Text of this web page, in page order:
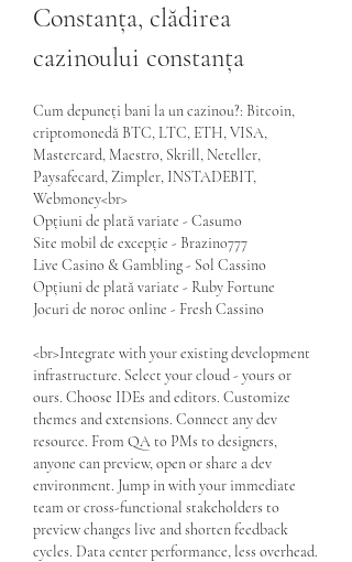
Constanța, clădirea
cazinoului constanța
Cum depuneți bani la un cazinou?: Bitcoin,
criptomonedă BTC, LTC, ETH, VISA,
Mastercard, Maestro, Skrill, Neteller,
Paysafecard, Zimpler, INSTADEBIT,
Webmoney<br>
Opțiuni de plată variate - Casumo
Site mobil de excepție - Brazino777
Live Casino & Gambling - Sol Cassino
Opțiuni de plată variate - Ruby Fortune
Jocuri de noroc online - Fresh Cassino
<br>Integrate with your existing development
infrastructure. Select your cloud - yours or
ours. Choose IDEs and editors. Customize
themes and extensions. Connect any dev
resource. From QA to PMs to designers,
anyone can preview, open or share a dev
environment. Jump in with your immediate
team or cross-functional stakeholders to
preview changes live and shorten feedback
cycles. Data center performance, less overhead.